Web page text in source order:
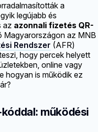
a
legújabb és
az azonnali fizetés QR-
Magyarországon az MNB
Rendszer (AFR)
hogy percek helyett
online vagy
hogyan is működik ez
működési